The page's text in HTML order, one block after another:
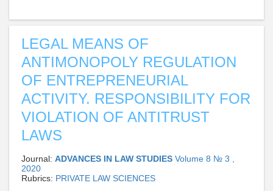
LEGAL MEANS OF
ANTIMONOPOLY REGULATION
OF ENTREPRENEURIAL
ACTIVITY. RESPONSIBILITY FOR
VIOLATION OF ANTITRUST
LAWS
Journal: ADVANCES IN LAW STUDIES Volume 8 № 3 ,
2020
Rubrics: PRIVATE LAW SCIENCES